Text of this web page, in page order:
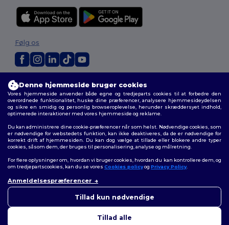
2026. Alle rettigheder forbeholdes
Vilkår og Betingelser|Tilpasset politik|Fortrolighedspolitik|Politik for
cookies|Sitemap
Følg os
Denne hjemmeside bruger cookies
Vores hjemmeside anvender både egne og tredjeparts cookies til at forbedre den
overordnede funktionalitet, huske dine præferencer, analysere hjemmesideydelsen
og sikre en smidig og personlig browseroplevelse, herunder skræddersyet indhold,
optimerede interaktioner med vores hjemmeside og reklame.
Du kan administrere dine cookie-præferencer når som helst. Nødvendige cookies, som
er nødvendige for webstedets funktion, kan ikke deaktiveres, da de er nødvendige for
korrekt drift af hjemmesiden. Du kan dog vælge at tillade eller blokere andre typer
cookies, såsom dem, der bruges til personalisering, analyse og målretning.
For flere oplysninger om, hvordan vi bruger cookies, hvordan du kan kontrollere dem, og
om tredjepartscookies, kan du se vores Cookies policyog Privacy Policy.
Anmeldelsespræferencer
Tillad kun nødvendige
Tillad alle
bekymringer, kan du kontakte
er her for at hjælpe.